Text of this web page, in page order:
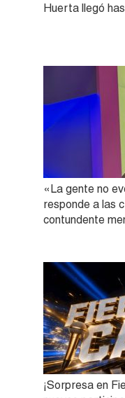
Huerta llegó
«La gente no
responde a las
contundente
¡Sorpresa en